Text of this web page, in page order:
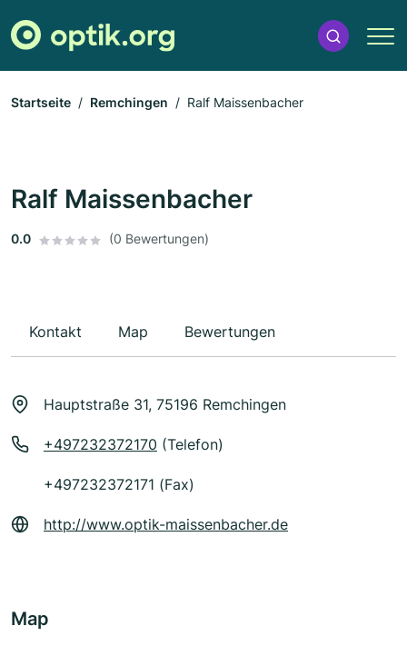
Startseite Remchingen Ralf Maissenbacher
Ralf Maissenbacher
0.0 (0 Bewertungen)
Kontakt Map Bewertungen
Hauptstraße 31, 75196 Remchingen
+497232372170 (Telefon)
+497232372171 (Fax)
http://www.optik-maissenbacher.de
Map